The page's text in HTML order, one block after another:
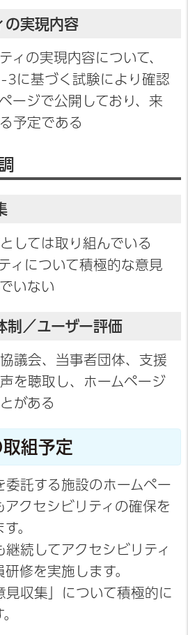
の実現内容
ィの実現内容について、
3に基づく試験により確認
ージで公開しており、来
予定である
しては取り組んでいる
ィについて積極的な意見
いない
制／ユーザー評価
議会、当事者団体、支援
を聴取し、ホームページ
がある
組予定
委託する施設のホームペー
アクセシビリティの確保を
。
継続してアクセシビリティ
修を実施します。
見収集」について積極的に